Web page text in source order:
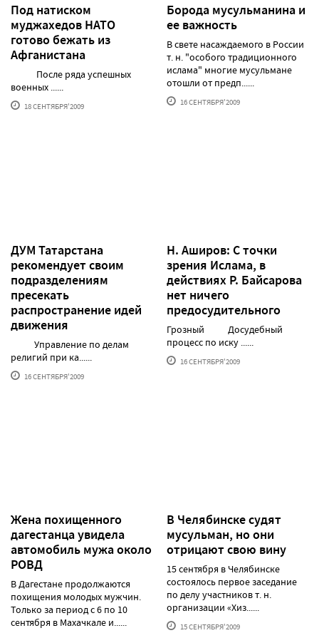
Под натиском
муджахедов НАТО
готово бежать из
Афганистана
После ряда успешных
военных ......
18 СЕНТЯБРЯ'2009
Борода мусульманина и
ее важность
В свете насаждаемого в России
т. н. "особого традиционного
ислама" многие мусульмане
отошли от предп......
16 СЕНТЯБРЯ'2009
ДУМ Татарстана
рекомендует своим
подразделениям
пресекать
распространение идей
движения
Управление по делам
религий при ка......
16 СЕНТЯБРЯ'2009
Н. Аширов: С точки
зрения Ислама, в
действиях Р. Байсарова
нет ничего
предосудительного
Грозный Досудебный
процесс по иску ......
16 СЕНТЯБРЯ'2009
Жена похищенного
дагестанца увидела
автомобиль мужа около
РОВД
В Дагестане продолжаются
похищения молодых мужчин.
Только за период с 6 по 10
сентября в Махачкале и......
В Челябинске судят
мусульман, но они
отрицают свою вину
15 сентября в Челябинске
состоялось первое заседание
по делу участников т. н.
организации «Хиз......
15 СЕНТЯБРЯ'2009